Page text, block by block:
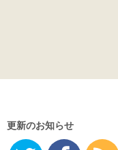
更新のお知らせ